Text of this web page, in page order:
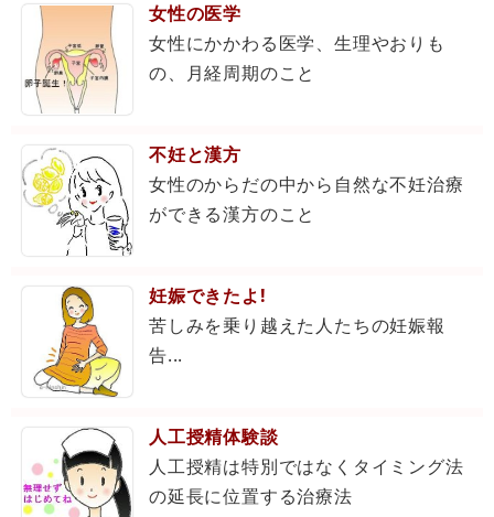
女性の医学
女性にかかわる医学、生理やおりも
の、月経周期のこと
不妊と漢方
女性のからだの中から自然な不妊治療
ができる漢方のこと
妊娠できたよ!
苦しみを乗り越えた人たちの妊娠報
告...
人工授精体験談
人工授精は特別ではなくタイミング法
の延長に位置する治療法